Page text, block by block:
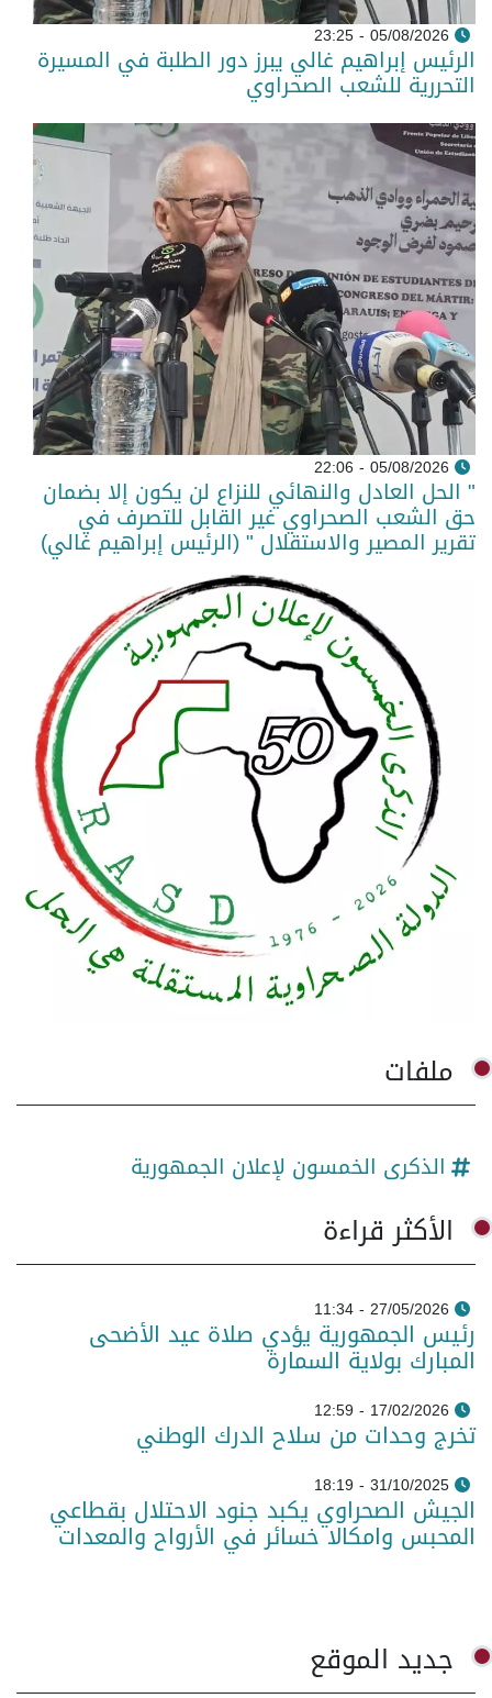
05/08/2026 - 23:25
الرئيس إبراهيم غالي يبرز دور الطلبة في المسيرة
التحررية للشعب الصحراوي
05/08/2026 - 22:06
" الحل العادل والنهائي للنزاع لن يكون إلا بضمان
حق الشعب الصحراوي غير القابل للتصرف في
تقرير المصير والاستقلال " (الرئيس إبراهيم غالي)
ملفات
الذكرى الخمسون لإعلان الجمهورية
الأكثر قراءة
27/05/2026 - 11:34
رئيس الجمهورية يؤدي صلاة عيد الأضحى
المبارك بولاية السمارة
17/02/2026 - 12:59
تخرج وحدات من سلاح الدرك الوطني
31/10/2025 - 18:19
الجيش الصحراوي يكبد جنود الاحتلال بقطاعي
المحبس وامكالا خسائر في الأرواح والمعدات
جديد الموقع